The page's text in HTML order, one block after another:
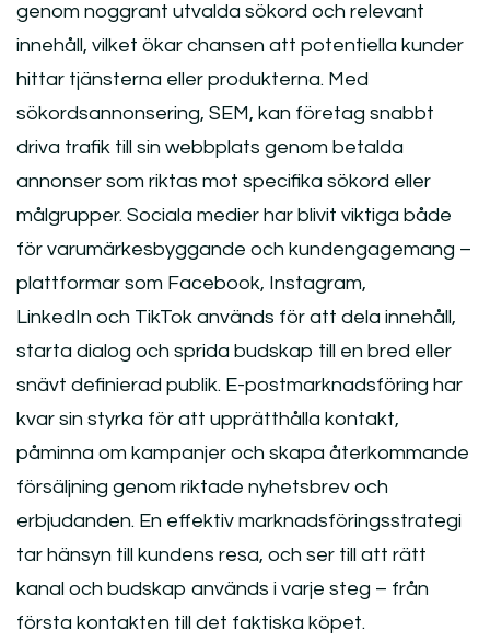
genom noggrant utvalda sökord och relevant
innehåll, vilket ökar chansen att potentiella kunder
hittar tjänsterna eller produkterna. Med
sökordsannonsering, SEM, kan företag snabbt
driva trafik till sin webbplats genom betalda
annonser som riktas mot specifika sökord eller
målgrupper. Sociala medier har blivit viktiga både
för varumärkesbyggande och kundengagemang –
plattformar som Facebook, Instagram,
LinkedIn och TikTok används för att dela innehåll,
starta dialog och sprida budskap till en bred eller
snävt definierad publik. E-postmarknadsföring har
kvar sin styrka för att upprätthålla kontakt,
påminna om kampanjer och skapa återkommande
försäljning genom riktade nyhetsbrev och
erbjudanden. En effektiv marknadsföringsstrategi
tar hänsyn till kundens resa, och ser till att rätt
kanal och budskap används i varje steg – från
första kontakten till det faktiska köpet.